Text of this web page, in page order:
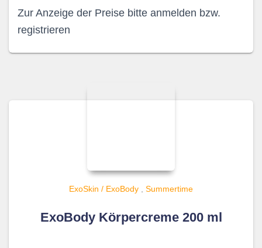
Zur Anzeige der Preise bitte anmelden bzw.
registrieren
ExoSkin / ExoBody Summertime
ExoBody Körpercreme 200 ml